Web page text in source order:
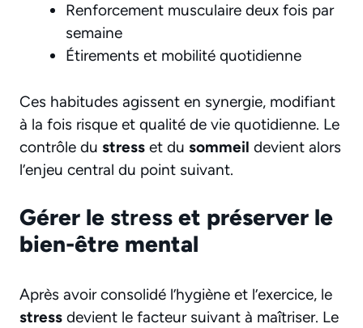
Renforcement musculaire deux fois par
semaine
Étirements et mobilité quotidienne
Ces habitudes agissent en synergie, modifiant
à la fois risque et qualité de vie quotidienne. Le
contrôle du stress et du sommeil devient alors
l’enjeu central du point suivant.
Gérer le stress et préserver le
bien-être mental
Après avoir consolidé l’hygiène et l’exercice, le
stress devient le facteur suivant à maîtriser. Le